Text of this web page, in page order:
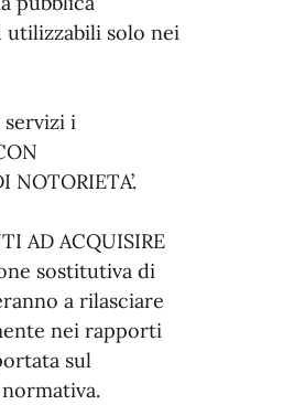
utilizzabili solo nei
i
AD ACQUISIRE
sostitutiva di
a rilasciare
nei rapporti
sul